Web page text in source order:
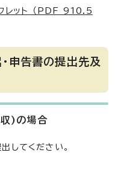
レット （PDF 910.5
申告書の提出先及
)の場合
してください。